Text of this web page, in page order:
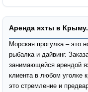
Аренда яхты в Крыму.
Морская прогулка – это
рыбалка и дайвинг.
занимающейся арендой
клиента в любом уголке
это стремление и